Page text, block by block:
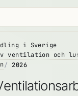
i Sverige
ventilation och
2026